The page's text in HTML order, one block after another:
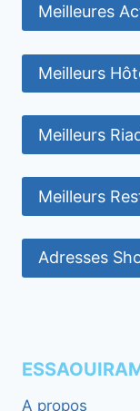
Meilleures
Meilleurs
Meilleurs
Meilleurs
Adresses
A propos